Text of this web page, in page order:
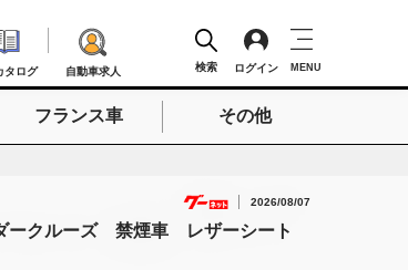
タログ 自動車求人 検索 ログイン MENU
フランス車 その他
2026/08/07
ークルーズ 禁煙車 レザーシート